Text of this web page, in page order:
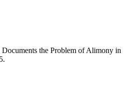
the Problem of Alimony in